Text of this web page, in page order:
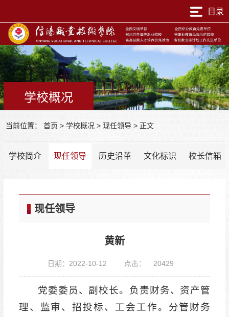
目录
学校概况
当前位置： 首页 > 学校概况 > 现任领导 >正文
学校简介 现任领导 历史沿革 文化标识 校长信箱
现任领导
黄新
日期：2022-10-12 点击： 20429
党委委员、副校长。负责财务、资产管
理、监审、招投标、工会工作。分管财务